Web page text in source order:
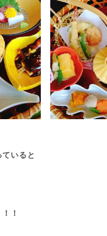
いると
！